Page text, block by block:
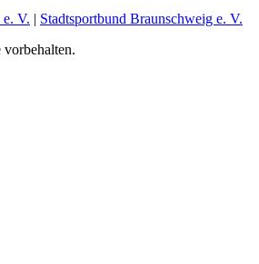
V. | Stadtsportbund Braunschweig e. V.